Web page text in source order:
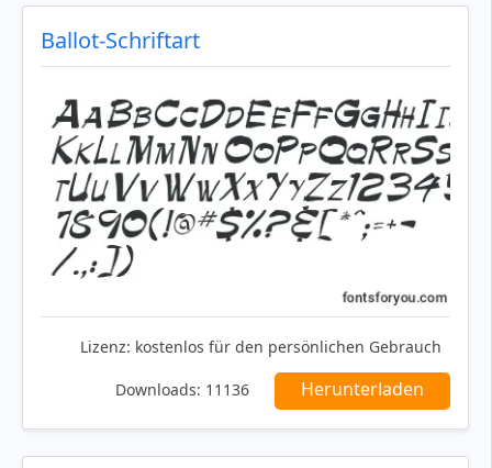
Ballot-Schriftart
Lizenz: kostenlos für den persönlichen Gebrauch
Downloads: 11136 Herunterladen